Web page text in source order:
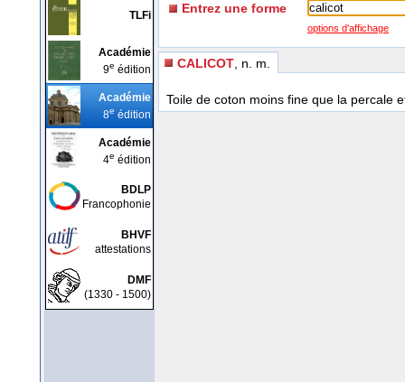
TLFi
Académie
9e édition
Académie
8e édition
Académie
4e édition
BDLP
Francophonie
BHVF
attestations
DMF
(1330 - 1500)
Entrez une forme
options d'affichage
CALICOT , n. m.
Toile de coton moins fine que la percale